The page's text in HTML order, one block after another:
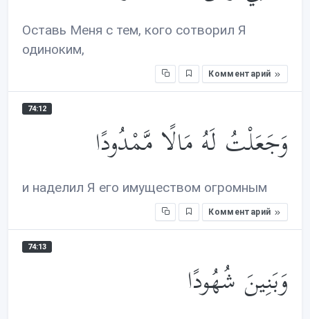
Оставь Меня с тем, кого сотворил Я
одиноким,
Комментарий
74:12
وَجَعَلْتُ لَهُ مَالًا مَّمْدُودًا
и наделил Я его имуществом огромным
Комментарий
74:13
وَبَنِينَ شُهُودًا